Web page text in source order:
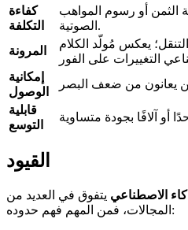
كفاءة
التكلفة
الثمن أو رسوم المواهب
الصوتية.
المرونة
يعكس مُولّد الكلام
إمكانية
الوصول
قابلية
التوسع
القيود
الاصطناعي يتفوق في العديد من
المجالات، فمن المهم فهم حدوده: